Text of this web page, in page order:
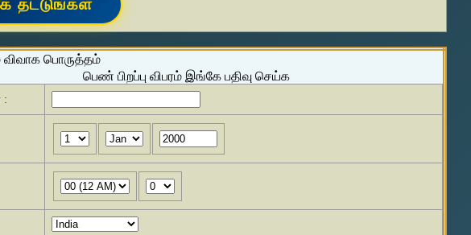
பொருத்தம்
பெண் பிறப்பு விபரம் இங்கே பதிவு செய்க
: